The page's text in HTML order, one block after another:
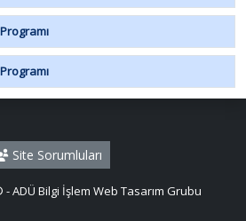
Site Sorumluları
ADÜ Bilgi İşlem Web Tasarım Grubu